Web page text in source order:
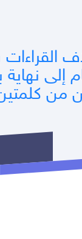
القراءات
إلى
من